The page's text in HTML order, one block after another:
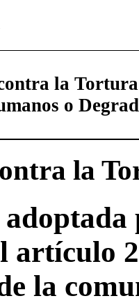
la
o
la
artículo
la